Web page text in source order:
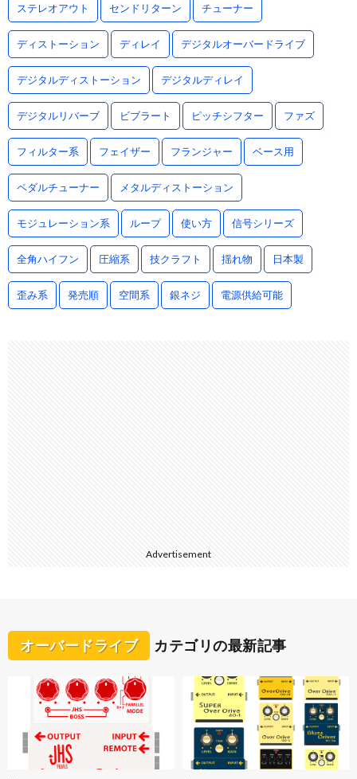
ステレオアウト センドリターン チューナー
ディストーション ディレイ デジタルオーバードライブ
デジタルディストーション デジタルディレイ
デジタルリバーブ ビブラート ピッチシフター ファズ
フィルター系 フェイザー フランジャー ベース用
ペダルチューナー メタルディストーション
モジュレーション系 ループ 使い方 信号シリーズ
全角ハイフン 圧縮系 技クラフト 揺れ物 日本製
歪み系 発売順 空間系 銀ネジ 電源供給可能
Advertisement
オーバードライブ カテゴリの最新記事